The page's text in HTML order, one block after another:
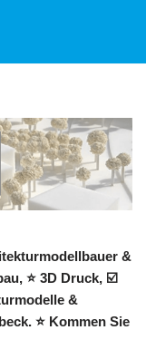
&
⭐ 3D Druck, ☑️
&
⭐ Kommen Sie